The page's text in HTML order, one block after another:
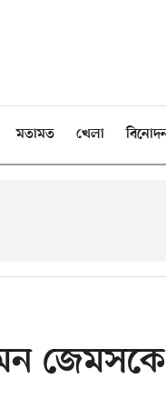
মতামত খেলা